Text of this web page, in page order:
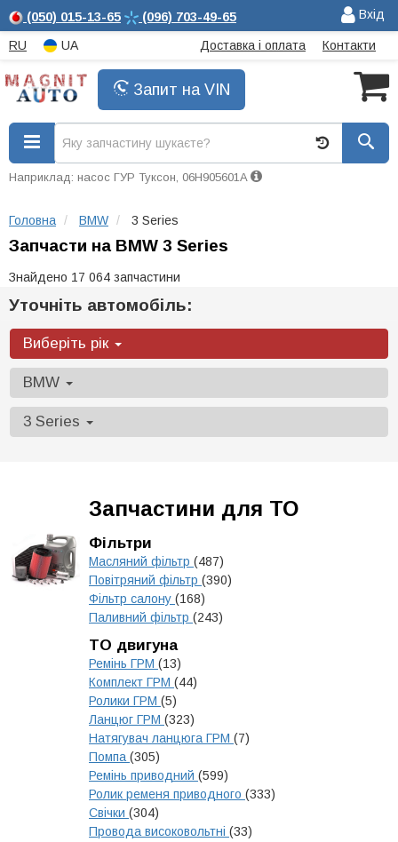
(050) 015-13-65 (096) 703-49-65 Вхід
RU UA Доставка і оплата Контакти
Запит на VIN
Наприклад: насос ГУР Туксон, 06H905601A
Головна BMW 3 Series
Запчасти на BMW 3 Series
Знайдено 17 064 запчастини
Уточніть автомобіль:
Виберіть рік
BMW
3 Series
Запчастини для ТО
Фільтри
Масляний фільтр (487)
Повітряний фільтр (390)
Фільтр салону (168)
Паливний фільтр (243)
ТО двигуна
Ремінь ГРМ (13)
Комплект ГРМ (44)
Ролики ГРМ (5)
Ланцюг ГРМ (323)
Натягувач ланцюга ГРМ (7)
Помпа (305)
Ремінь приводний (599)
Ролик ременя приводного (333)
Свічки (304)
Провода високовольтні (33)